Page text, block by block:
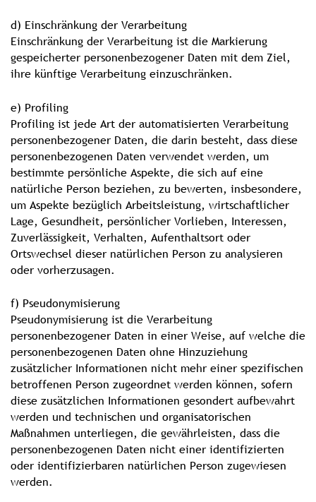
d) Einschränkung der Verarbeitung
Einschränkung der Verarbeitung ist die Markierung
gespeicherter personenbezogener Daten mit dem Ziel,
ihre künftige Verarbeitung einzuschränken.
e) Profiling
Profiling ist jede Art der automatisierten Verarbeitung
personenbezogener Daten, die darin besteht, dass diese
personenbezogenen Daten verwendet werden, um
bestimmte persönliche Aspekte, die sich auf eine
natürliche Person beziehen, zu bewerten, insbesondere,
um Aspekte bezüglich Arbeitsleistung, wirtschaftlicher
Lage, Gesundheit, persönlicher Vorlieben, Interessen,
Zuverlässigkeit, Verhalten, Aufenthaltsort oder
Ortswechsel dieser natürlichen Person zu analysieren
oder vorherzusagen.
f) Pseudonymisierung
Pseudonymisierung ist die Verarbeitung
personenbezogener Daten in einer Weise, auf welche die
personenbezogenen Daten ohne Hinzuziehung
zusätzlicher Informationen nicht mehr einer spezifischen
betroffenen Person zugeordnet werden können, sofern
diese zusätzlichen Informationen gesondert aufbewahrt
werden und technischen und organisatorischen
Maßnahmen unterliegen, die gewährleisten, dass die
personenbezogenen Daten nicht einer identifizierten
oder identifizierbaren natürlichen Person zugewiesen
werden.